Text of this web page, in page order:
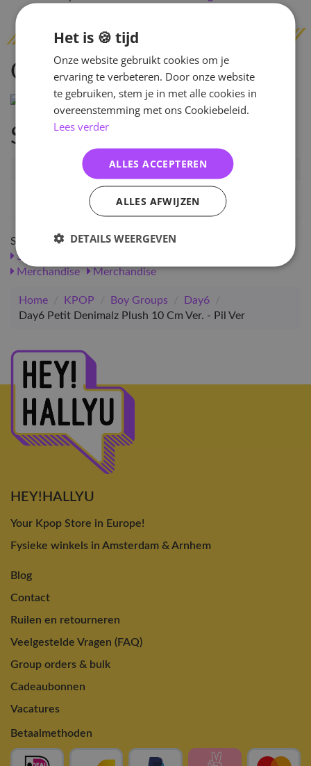
Omschrijving
Specificaties
Artikelnummer
131565
1000001315652
Shop meer
SALE
Merchandise
Merchandise
Home / KPOP / Boy Groups / Day6
/
Day6 Petit Denimalz Plush 10 Cm Ver. - Pil Ver
HEY!HALLYU
Your Kpop Store in Europe!
Fysieke winkels in Amsterdam & Arnhem
Blog
Contact
Ruilen en retourneren
Veelgestelde Vragen (FAQ)
Group orders & bulk
Cadeaubonnen
Vacatures
Betaalmethoden
Het is 🍪 tijd
Onze website gebruikt cookies om je
ervaring te verbeteren. Door onze website
te gebruiken, stem je in met alle cookies in
overeenstemming met ons Cookiebeleid.
Lees verder
ALLES ACCEPTEREN
ALLES AFWIJZEN
DETAILS WEERGEVEN